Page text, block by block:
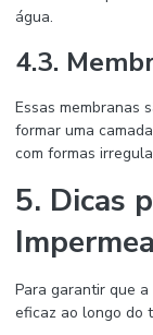
água.
4.3.
Essas membranas
formar uma
com formas
5. Dicas
Para garantir que a
eficaz ao longo do